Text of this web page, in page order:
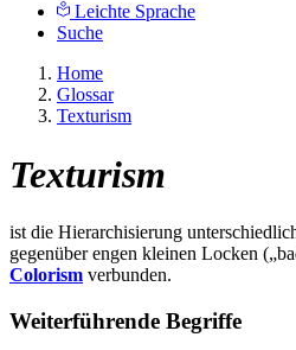
Leichte Sprache
Suche
Home
Glossar
Texturism
Texturism
ist die Hierarchisierung
gegenüber engen kleinen Locken
Colorism verbunden.
Weiterführende Begriffe